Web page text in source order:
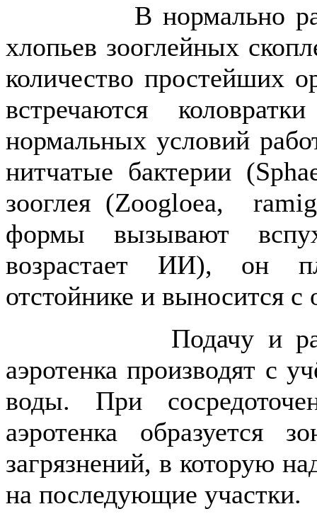
В нормально
хлопьев зооглейных
количество простейших
встречаются
нормальных условий
нитчатые бактерии
зооглея (Zoogloea,
формы вызывают
возрастает ИИ), он
отстойнике и выносится
Подачу и
аэротенка производят с
воды. При
аэротенка образуется
загрязнений, в которую
на последующие участки.